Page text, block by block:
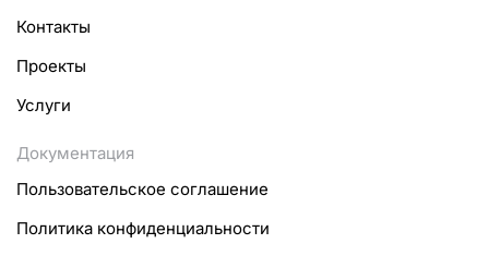
Контакты
Проекты
Услуги
Документация
Пользовательское соглашение
Политика конфиденциальности